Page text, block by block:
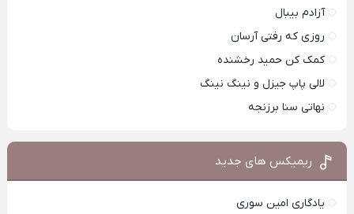
آزادم بیبال
روزی که رفتی آرسان
کمک کن حمید رخشنده
لالی پاپ جیزل و نینگ نینگ
نهاتی سنا برزنجه
ریمیکس های جدید
یادگاری امین سوری